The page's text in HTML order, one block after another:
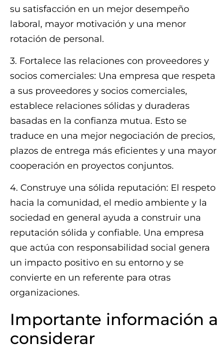
su satisfacción en un mejor desempeño
laboral, mayor motivación y una menor
rotación de personal.
3. Fortalece las relaciones con proveedores y
socios comerciales: Una empresa que respeta
a sus proveedores y socios comerciales,
establece relaciones sólidas y duraderas
basadas en la confianza mutua. Esto se
traduce en una mejor negociación de precios,
plazos de entrega más eficientes y una mayor
cooperación en proyectos conjuntos.
4. Construye una sólida reputación: El respeto
hacia la comunidad, el medio ambiente y la
sociedad en general ayuda a construir una
reputación sólida y confiable. Una empresa
que actúa con responsabilidad social genera
un impacto positivo en su entorno y se
convierte en un referente para otras
organizaciones.
Importante información a
considerar